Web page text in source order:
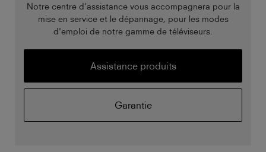
Notre centre d’assistance vous accompagnera pour la
mise en service et le dépannage, pour les modes
d'emploi de notre gamme de téléviseurs.
Assistance produits
Garantie